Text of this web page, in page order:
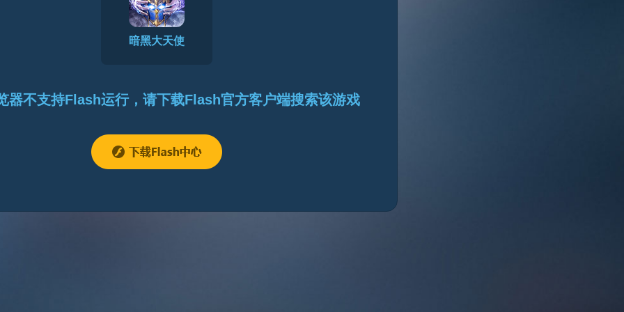
暗黑大天使
器不支持Flash运行，请下载Flash官方客户端搜索该游戏